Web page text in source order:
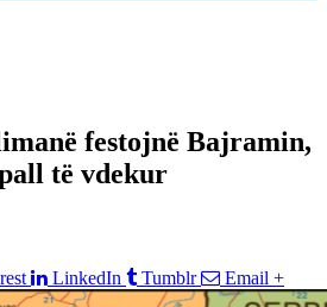
festojnë Bajramin,
të vdekur
LinkedIn Tumblr Email +